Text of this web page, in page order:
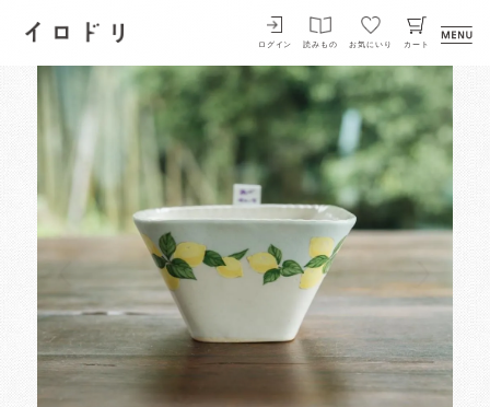
イロドリ
ログイン 読みもの お気にいり カート